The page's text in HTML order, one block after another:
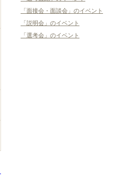
「面接会・面談会」のイベント
「説明会」のイベント
「選考会」のイベント